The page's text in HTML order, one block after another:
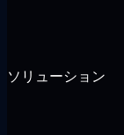
ソリューション